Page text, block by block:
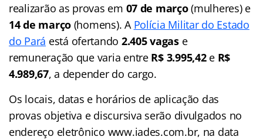
realizarão as provas em 07 de março(mulheres) e
14 de março (homens). A Polícia Militar do Estado
do Pará está ofertando 2.405 vagase
remuneração que varia entre R$ 3.995,42e R$
4.989,67, a depender do cargo.
Os locais, datas e horários de aplicação das
provas objetiva e discursiva serão divulgados no
endereço eletrônico www.iades.com.br, na data